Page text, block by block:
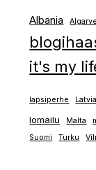
Albania Algarve
it's my
lapsiperhe Latvia
lomailu Malta
Suomi Turku